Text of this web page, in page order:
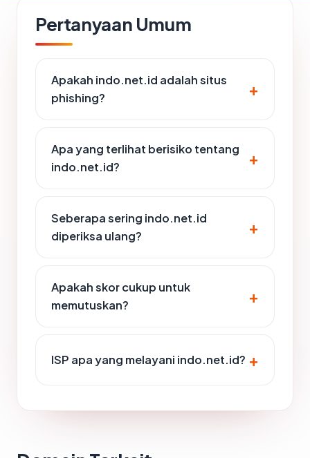
Pertanyaan Umum
Apakah indo.net.id adalah situs
phishing?
Apa yang terlihat berisiko tentang
indo.net.id?
Seberapa sering indo.net.id
diperiksa ulang?
Apakah skor cukup untuk
memutuskan?
ISP apa yang melayani indo.net.id?